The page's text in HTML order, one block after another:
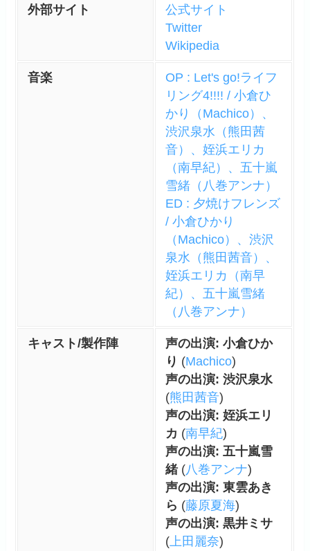
外部サイト
公式サイト
Twitter
Wikipedia
音楽
OP : Let's go!ライフ
リング4!!!! / 小倉ひ
かり（Machico）、
渋沢泉水（熊田茜
音）、姪浜エリカ
（南早紀）、五十嵐
雪緒（八巻アンナ）
ED : 夕焼けフレンズ
/ 小倉ひかり
（Machico）、渋沢
泉水（熊田茜音）、
姪浜エリカ（南早
紀）、五十嵐雪緒
（八巻アンナ）
キャスト/製作陣
声の出演: 小倉ひか
り (Machico)
声の出演: 渋沢泉水
(熊田茜音)
声の出演: 姪浜エリ
カ (南早紀)
声の出演: 五十嵐雪
緒(八巻アンナ)
声の出演: 東雲あき
ら (藤原夏海)
声の出演: 黒井ミサ
(上田麗奈)